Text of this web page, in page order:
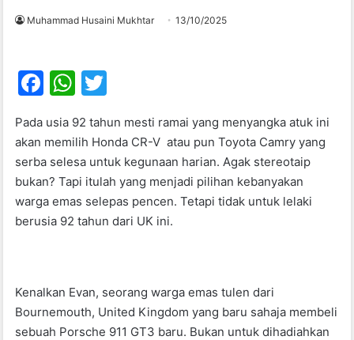
Muhammad Husaini Mukhtar 13/10/2025
F
c
e
b
o
o
W
at
s
A
p
p
itt
er
Pada usia 92 tahun mesti ramai yang menyangka atuk ini
akan memilih Honda CR-V atau pun Toyota Camry yang
serba selesa untuk kegunaan harian. Agak stereotaip
bukan? Tapi itulah yang menjadi pilihan kebanyakan
warga emas selepas pencen. Tetapi tidak untuk lelaki
berusia 92 tahun dari UK ini.
Kenalkan Evan, seorang warga emas tulen dari
Bournemouth, United Kingdom yang baru sahaja membeli
sebuah Porsche 911 GT3 baru. Bukan untuk dihadiahkan